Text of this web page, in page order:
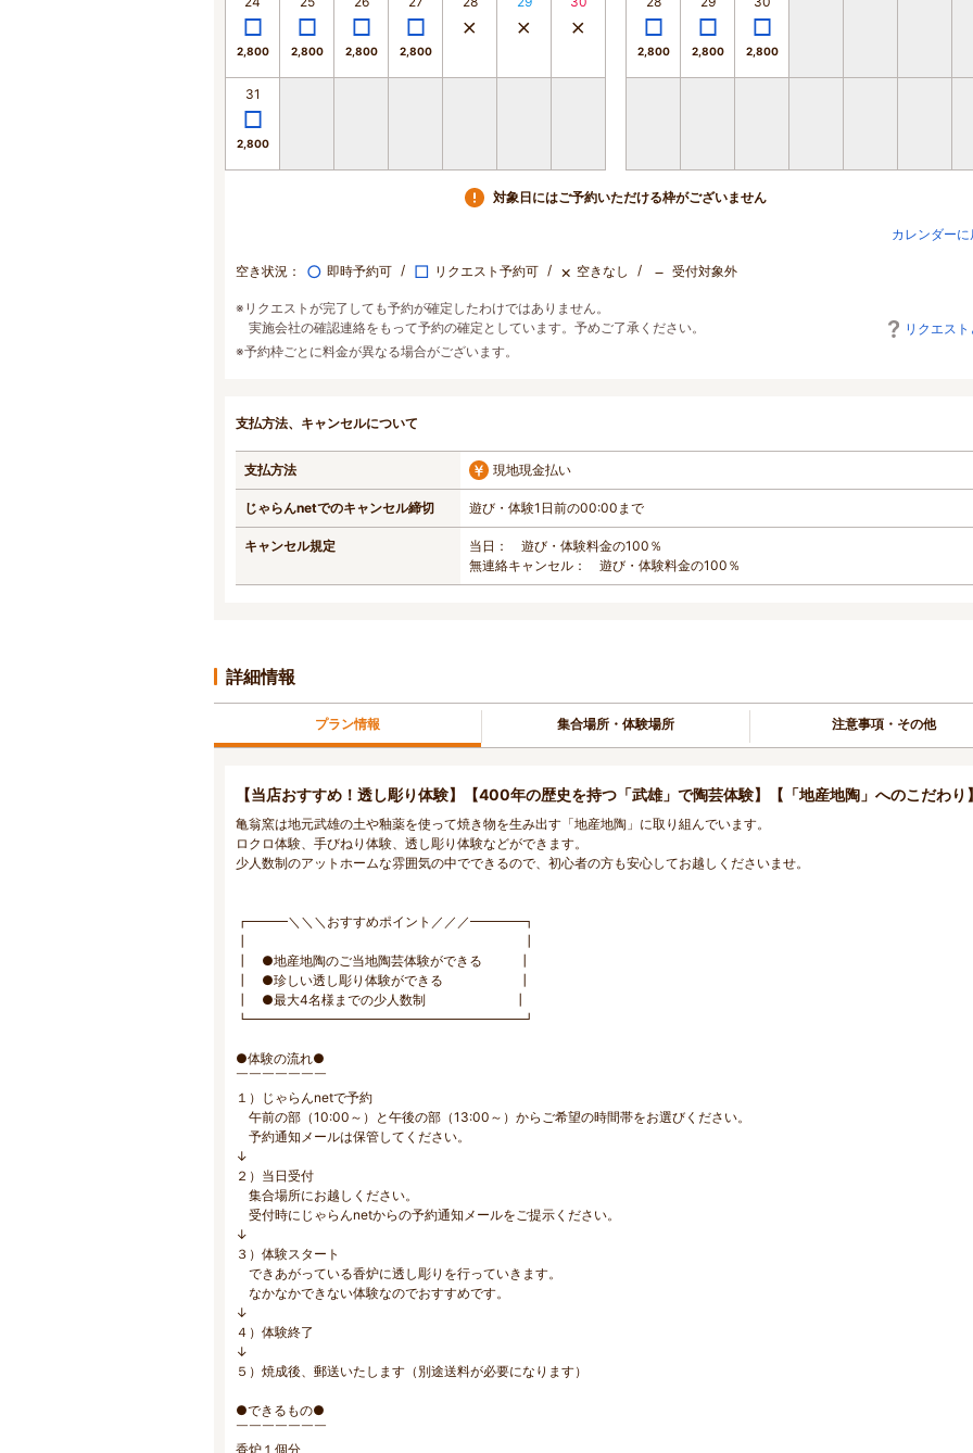
2,800 2,800 2,800 2,800
31
2,800
2,800 2,800 2,800
対象日にはご予約いただける枠がございません
カレンダーに
空き状況： ○ 即時予約可 □ リクエスト予約可 × 空きなし － 受付対象外
※リクエストが完了しても予約が確定したわけではありません。
実施会社の確認連絡をもって予約の確定としています。予めご了承ください。
リクエス
※予約枠ごとに料金が異なる場合がございます。
支払方法、キャンセルについて
支払方法 現地現金払い
じゃらんnetでのキャンセル締切 遊び・体験1日前の00:00まで
キャンセル規定
当日： 遊び・体験料金の100％
無連絡キャンセル： 遊び・体験料金の100％
詳細情報
プラン情報 集合場所・体験場所 注意事項・その他
【当店おすすめ！透し彫り体験】【400年の歴史を持つ「武雄」で陶芸体験】【「地産地陶」へのこだわり
亀翁窯は地元武雄の土や釉薬を使って焼き物を生み出す「地産地陶」に取り組んでいます。
ロクロ体験、手びねり体験、透し彫り体験などができます。
少人数制のアットホームな雰囲気の中でできるので、初心者の方も安心してお越しくださいませ。
┏━━━＼＼＼おすすめポイント／／／━━━━┓
┃ ●地産地陶のご当地陶芸体験ができる ┃
┃ ●珍しい透し彫り体験ができる ┃
┃ ●最大4名様までの少人数制 ┃
┗━━━━━━━━━━━━━━━━━━━━━┛
●体験の流れ●
￣￣￣￣￣￣￣
１）じゃらんnetで予約
午前の部（10:00～）と午後の部（13:00～）からご希望の時間帯をお選びください。
予約通知メールは保管してください。
↓
２）当日受付
集合場所にお越しください。
受付時にじゃらんnetからの予約通知メールをご提示ください。
↓
３）体験スタート
できあがっている香炉に透し彫りを行っていきます。
なかなかできない体験なのでおすすめです。
↓
４）体験終了
↓
５）焼成後、郵送いたします（別途送料が必要になります）
●できるもの●
￣￣￣￣￣￣￣
香炉１個分